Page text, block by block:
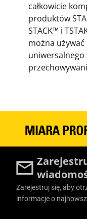
całkowicie
produktów
STACK™ i
można
Zarejestruj się, aby
informacje o